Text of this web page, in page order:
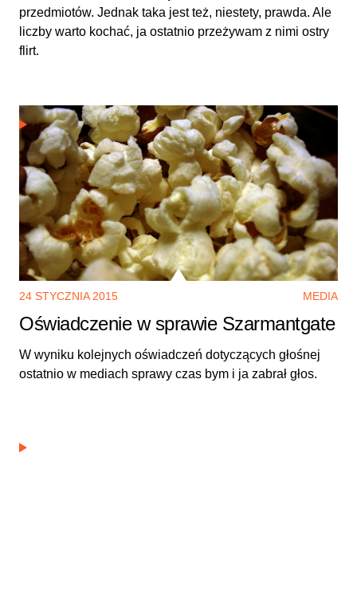
przedmiotów. Jednak taka jest też, niestety, prawda. Ale
liczby warto kochać, ja ostatnio przeżywam z nimi ostry
flirt.
24 STYCZNIA 2015 MEDIA
Oświadczenie w sprawie Szarmantgate
W wyniku kolejnych oświadczeń dotyczących głośnej
ostatnio w mediach sprawy czas bym i ja zabrał głos.